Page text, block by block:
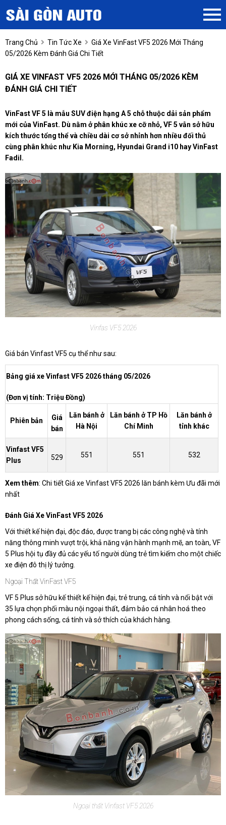
Trang Chủ Tin Tức Xe
Giá Xe VinFast VF5 2026 Mới Tháng
05/2026 Kèm Đánh Giá Chi Tiết
GIÁ XE VINFAST VF5 2026 MỚI THÁNG 05/2026 KÈM
ĐÁNH GIÁ CHI TIẾT
VinFast VF 5 là mẫu SUV điện hạng A 5 chỗ thuộc dải sản phẩm
mới củaVinFast. Dù nằm ở phân khúc xe cỡ nhỏ, VF 5 vẫn sở hữu
kích thước tổng thể và chiều dài cơ sở nhỉnh hơn nhiều đối thủ
cùng phân khúc như Kia Morning, Hyundai Grand i10 hayVinFast
Fadil .
Vinfas VF5 2026
Giá bán Vinfast VF5 cụ thể như sau:
Bảng giá xe Vinfast VF5 2026 tháng 05/2026
(Đơn vị tính: Triệu Đồng)
Phiên bản
Giá
bán
Lăn bánh ở
Hà Nội
Lăn bánh ở TP Hồ
Chí Minh
Lăn bánh ở
tỉnh khác
Vinfast VF5
Plus
529 551 551 532
Xem thêm: Chi tiết Giá xe Vinfast VF5 2026 lăn bánh kèm Ưu đãi mới
nhất
Đánh Giá Xe VinFast VF5 2026
Với thiết kế hiện đại, độc đáo, được trang bị các công nghệ và tính
năng thông minh vượt trội, khả năng vận hành mạnh mẽ, an toàn, VF
5 Plus hội tụ đầy đủ các yếu tố người dùng trẻ tìm kiếm cho một chiếc
xe điện đô thị lý tưởng.
Ngoại Thất VinFast VF5
VF 5 Plus sở hữu kế thiết kế hiện đại, trẻ trung, cá tính và nổi bật với
35 lựa chọn phối màu nội ngoại thất, đảm bảo cá nhân hoá theo
phong cách sống, cá tính và sở thích của khách hàng.
Ngoại thất Vinfast VF5 2026